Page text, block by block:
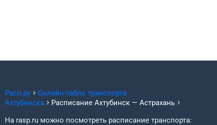
Расп.ру
Онлайн-табло транспорта
Ахтубинска
Расписание Ахтубинск — Астрахань
На rasp.ru можно посмотреть расписание транспорта: